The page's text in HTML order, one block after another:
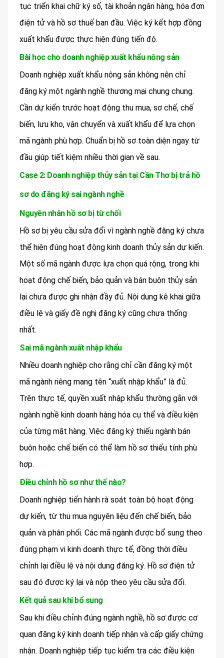
tục triển khai chữ ký số, tài khoản ngân hàng, hóa đơn
điện tử và hồ sơ thuế ban đầu. Việc ký kết hợp đồng
xuất khẩu được thực hiện đúng tiến độ.
Bài học cho doanh nghiệp xuất khẩu nông sản
Doanh nghiệp xuất khẩu nông sản không nên chỉ
đăng ký một ngành nghề thương mại chung chung.
Cần dự kiến trước hoạt động thu mua, sơ chế, chế
biến, lưu kho, vận chuyển và xuất khẩu để lựa chọn
mã ngành phù hợp. Chuẩn bị hồ sơ toàn diện ngay từ
đầu giúp tiết kiệm nhiều thời gian về sau.
Case 2: Doanh nghiệp thủy sản tại Cần Thơ bị trả hồ
sơ do đăng ký sai ngành nghề
Nguyên nhân hồ sơ bị từ chối
Hồ sơ bị yêu cầu sửa đổi vì ngành nghề đăng ký chưa
thể hiện đúng hoạt động kinh doanh thủy sản dự kiến.
Một số mã ngành được lựa chọn quá rộng, trong khi
hoạt động chế biến, bảo quản và bán buôn thủy sản
lại chưa được ghi nhận đầy đủ. Nội dung kê khai giữa
điều lệ và giấy đề nghị đăng ký cũng chưa thống
nhất.
Sai mã ngành xuất nhập khẩu
Nhiều doanh nghiệp cho rằng chỉ cần đăng ký một
mã ngành riêng mang tên “xuất nhập khẩu” là đủ.
Trên thực tế, quyền xuất nhập khẩu thường gắn với
ngành nghề kinh doanh hàng hóa cụ thể và điều kiện
của từng mặt hàng. Việc đăng ký thiếu ngành bán
buôn hoặc chế biến có thể làm hồ sơ thiếu tính phù
hợp.
Điều chỉnh hồ sơ như thế nào?
Doanh nghiệp tiến hành rà soát toàn bộ hoạt động
dự kiến, từ thu mua nguyên liệu đến chế biến, bảo
quản và phân phối. Các mã ngành được bổ sung theo
đúng phạm vi kinh doanh thực tế, đồng thời điều
chỉnh lại điều lệ và nội dung đăng ký. Hồ sơ điện tử
sau đó được ký lại và nộp theo yêu cầu sửa đổi.
Kết quả sau khi bổ sung
Sau khi điều chỉnh đúng ngành nghề, hồ sơ được cơ
quan đăng ký kinh doanh tiếp nhận và cấp giấy chứng
nhận. Doanh nghiệp tiếp tục kiểm tra các điều kiện